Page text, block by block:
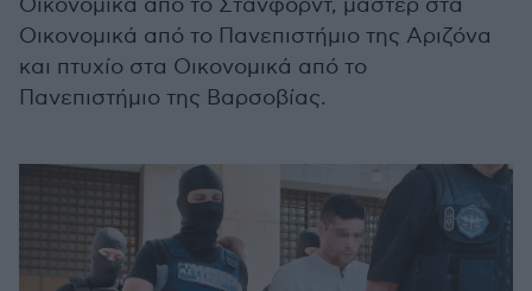
Οικονομικά από το Στάνφορντ, μάστερ στα
Οικονομικά από το Πανεπιστήμιο της Αριζόνα
και πτυχίο στα Οικονομικά από το
Πανεπιστήμιο της Βαρσοβίας.